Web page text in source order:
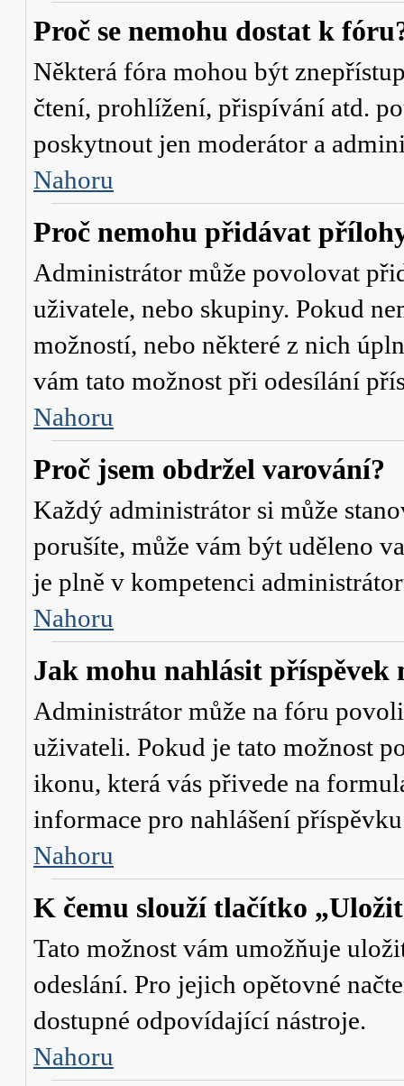
Proč se nemohu dostat k
Některá fóra mohou být
čtení, prohlížení, přispívání atd.
poskytnout jen moderátor a
Nahoru
Proč nemohu přidávat
Administrátor může povolovat
uživatele, nebo skupiny. Pokud
možností, nebo některé z nich
vám tato možnost při odesílání
Nahoru
Proč jsem obdržel varování?
Každý administrátor si může
porušíte, může vám být uděleno
je plně v kompetenci
Nahoru
Jak mohu nahlásit příspěvek
Administrátor může na fóru
uživateli. Pokud je tato možnost
ikonu, která vás přivede na
informace pro nahlášení
Nahoru
K čemu slouží tlačítko
Tato možnost vám umožňuje
odeslání. Pro jejich opětovné
dostupné odpovídající nástroje.
Nahoru